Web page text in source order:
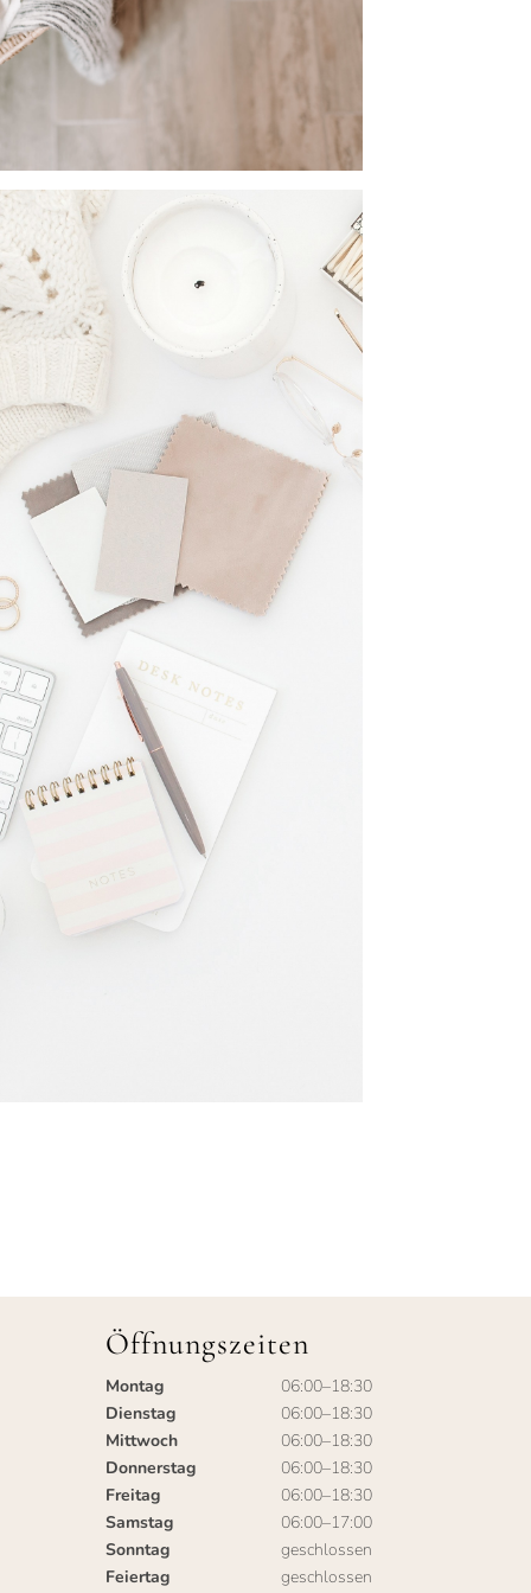
Öffnungszeiten
Montag
06:00–18:30
Dienstag
06:00–18:30
Mittwoch
06:00–18:30
Donnerstag
06:00–18:30
Freitag
06:00–18:30
Samstag
06:00–17:00
Sonntag
geschlossen
Feiertag
geschlossen